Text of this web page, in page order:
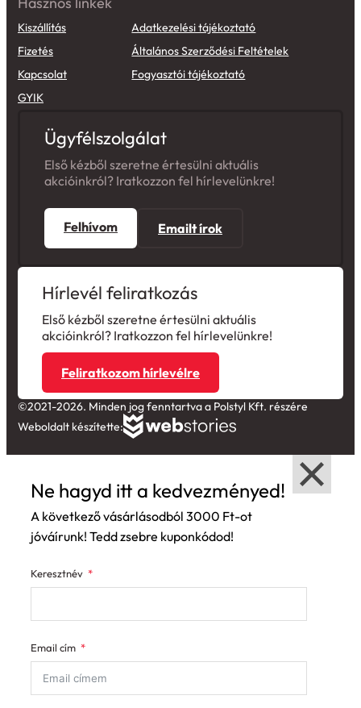
Kiszállítás
Fizetés
Kapcsolat
GYIK
Adatkezelési tájékoztató
Általános Szerződési Feltételek
Fogyasztói tájékoztató
Ügyfélszolgálat
Első kézből szeretne értesülni aktuális
akcióinkról? Iratkozzon fel hírlevelünkre!
Felhívom Emailt írok
Hírlevél feliratkozás
Első kézből szeretne értesülni aktuális
akcióinkról? Iratkozzon fel hírlevelünkre!
Feliratkozom hírlevélre
©2021-2026. Minden jog fenntartva a Polstyl Kft. részére
Weboldalt készítette:
Ne hagyd itt a kedvezményed!
A következő vásárlásodból 3000 Ft-ot
jóváírunk! Tedd zsebre kuponkódod!
Keresztnév
Email cím